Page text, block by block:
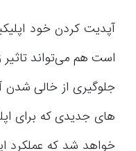
آپدیت کردن خود
است هم می‌تواند
جلوگیری از خالی شدن
های جدیدی که برای